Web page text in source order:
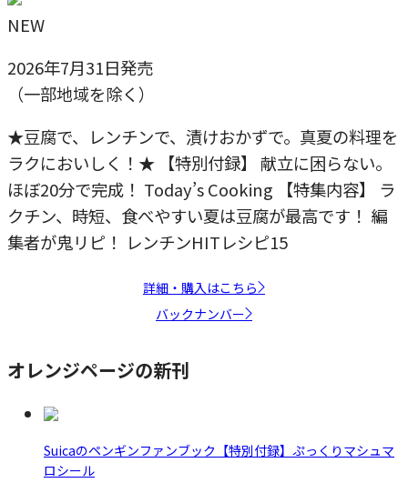
NEW
2026年7月31日発売
（一部地域を除く）
★豆腐で、レンチンで、漬けおかずで。真夏の料理を
ラクにおいしく！★ 【特別付録】 献立に困らない。
ほぼ20分で完成！ Today’s Cooking 【特集内容】 ラ
クチン、時短、食べやすい夏は豆腐が最高です！ 編
集者が鬼リピ！ レンチンHITレシピ15
詳細・購入はこちら
バックナンバー
オレンジページの新刊
Suicaのペンギンファンブック【特別付録】ぷっくりマシュマ
ロシール